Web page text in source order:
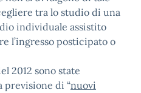
tra lo studio di una
individuale assistito
l’ingresso posticipato o
2012 sono state
previsione di “nuovi